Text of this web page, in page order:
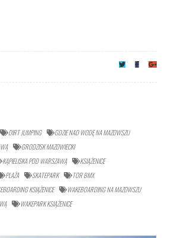
DIRT JUMPING
GDZIE NAD WODĘ NA MAZOWSZU
GRODZISK MAZOWIECKI
KĄPIELISKA POD WARSZAWĄ
KSIĄŻENICE
PLAŻA SKATEPARK
TOR BMX
KSIĄŻENICE
WAKEBOARDING NA MAZOWSZU
WAKEPARK KSIĄŻENICE